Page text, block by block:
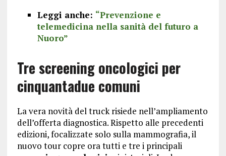
Leggi anche: “Prevenzione e
telemedicina nella sanità del futuro a
Nuoro”
Tre screening oncologici per
cinquantadue comuni
La vera novità del truck risiede nell’ampliamento
dell’offerta diagnostica. Rispetto alle precedenti
edizioni, focalizzate solo sulla mammografia, il
nuovo tour copre ora tutti e tre i principali